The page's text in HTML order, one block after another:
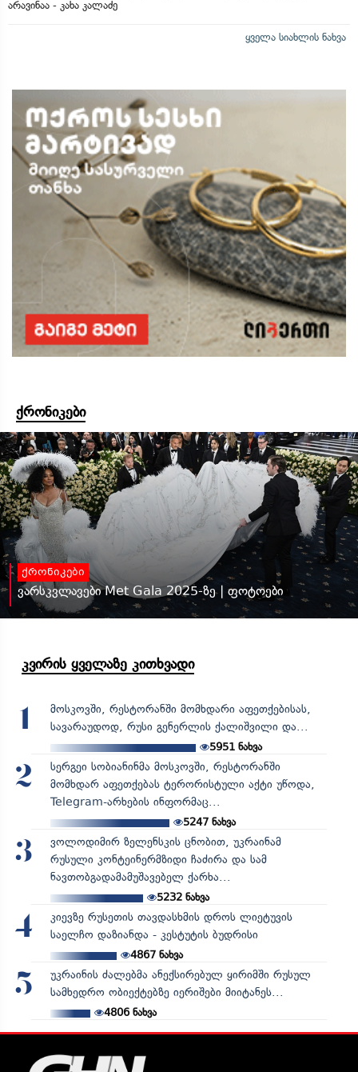
არავინაა - კახა კალაძე
ყველა სიახლის ნახვა
ქრონიკები
ქრონიკები
ვარსკვლავები Met Gala 2025-ზე | ფოტოები
კვირის ყველაზე კითხვადი
1
მოსკოვში, რესტორანში მომხდარი აფეთქებისას,
სავარაუდოდ, რუსი გენერლის ქალიშვილი და...
5951 ნახვა
2
სერგეი სობიანინმა მოსკოვში, რესტორანში
მომხდარ აფეთქებას ტერორისტული აქტი უწოდა,
Telegram-არხების ინფორმაც...
5247ნახვა
3
ვოლოდიმირ ზელენსკის ცნობით, უკრაინამ
რუსული კონტეინერმზიდი ჩაძირა და სამ
ნავთობგადამამუშავებელ ქარხა...
5232ნახვა
4
კიევზე რუსეთის თავდასხმის დროს ლიეტუვის
საელჩო დაზიანდა - კესტუტის ბუდრისი
4867ნახვა
5
უკრაინის ძალებმა ანექსირებულ ყირიმში რუსულ
სამხედრო ობიექტებზე იერიშები მიიტანეს...
4806ნახვა